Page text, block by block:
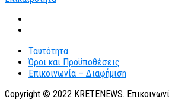
Ταυτότητα
Όροι και Προϋποθέσεις
Επικοινωνία – Διαφήμιση
Copyright © 2022 KRETENEWS.